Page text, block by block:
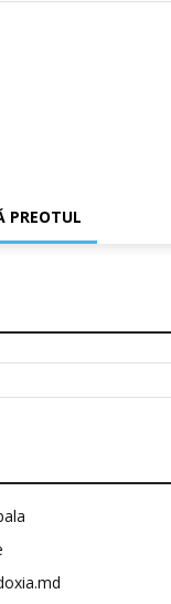
PREOTUL